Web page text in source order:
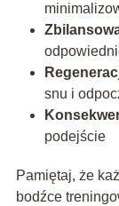
snu i
podejście
Pamiętaj, że
bodźce